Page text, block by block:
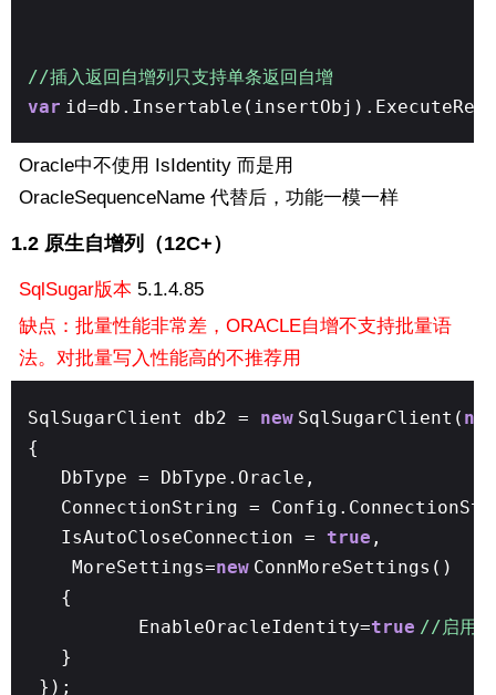
//插入返回自增列只支持单条返回自增
var
Oracle中不使用 IsIdentity 而是用
OracleSequenceName 代替后，功能一模一样
1.2 原生自增列（12C+）
SqlSugar版本 5.1.4.85
缺点：批量性能非常差，ORACLE自增不支持批量语
法。对批量写入性能高的不推荐用
SqlSugarClient db2 = new SqlSugarClient( new
{
DbType = DbType.Oracle,
ConnectionString =
IsAutoCloseConnection = true ,
MoreSettings=new ConnMoreSettings()
{
EnableOracleIdentity=true //启用
}
});